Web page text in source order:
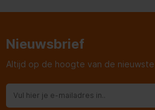
Nieuwsbrief
Altijd op de hoogte van de